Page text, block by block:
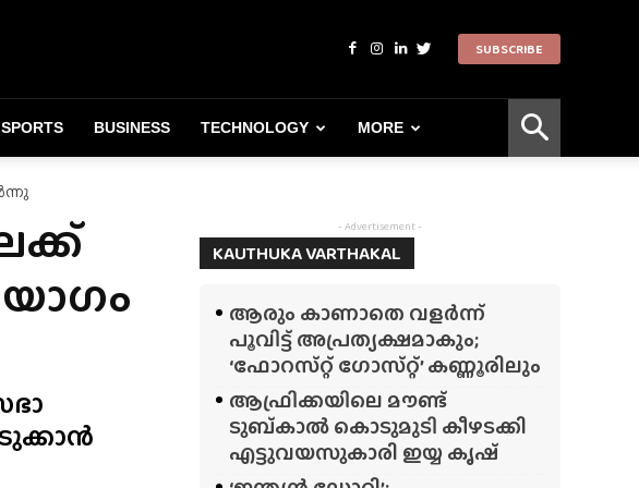
SUBSCRIBE
SPORTS BUSINESS TECHNOLOGY MORE
- Advertisement -
KAUTHUKA VARTHAKAL
ആരും കാണാതെ വളർന്ന്
പൂവിട്ട് അപ്രത്യക്ഷമാകും;
‘ഫോറസ്‌റ്റ്‌ ഗോസ്‌റ്റ്’ കണ്ണൂരിലും
ആഫ്രിക്കയിലെ മൗണ്ട്
ടുബ്‌കാൽ കൊടുമുടി കീഴടക്കി
എട്ടുവയസുകാരി ഇയ്യ കൃഷ്